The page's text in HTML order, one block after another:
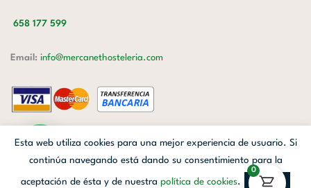
658 177 599
Email: info@mercanethosteleria.com
Mercanet © 2026.| Diseñado porAvanzada Digital| Webmaster
Esta web utiliza cookies para una mejor experiencia de usuario. Si
continúa navegando está dando su consentimiento para la
aceptación de ésta y de nuestra política de cookies. Aceptar
0